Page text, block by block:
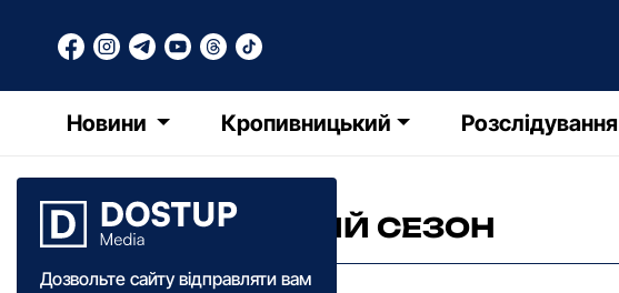
Новини Кропивницький Розслідування
Дозвольте сайту відправляти вам
ОПАЛЮВАЛЬНИЙ СЕЗОН